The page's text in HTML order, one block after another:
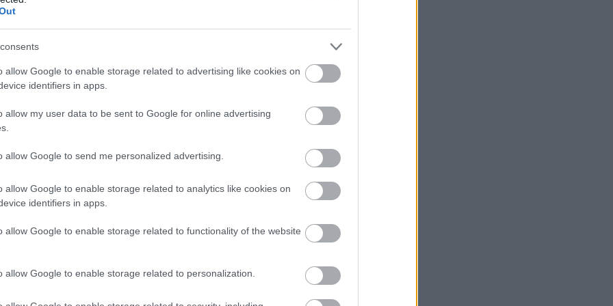
allow Google to enable storage related to advertising like cookies on
identifiers in apps.
allow my user data to be sent to Google for online advertising
allow Google to send me personalized advertising.
allow Google to enable storage related to analytics like cookies on
identifiers in apps.
allow Google to enable storage related to functionality of the website
allow Google to enable storage related to personalization.
Engdahl
300 meter og 600 meter, også de får celeber deltakelse.
med unga før han skal løpe selv, og her er det medaljer til
Skarpmo, Nils Erling Myhr, Øyvind Sandbakk, Matz
Øivind Dahl i Trysilløpet AS som står bak den
arrangør.
det er allerede godt over to hundre deltakere.
fredag kveld. Da er det foredrag med ski-historiker Thor
Og Skarpmo garanterer en god latter.